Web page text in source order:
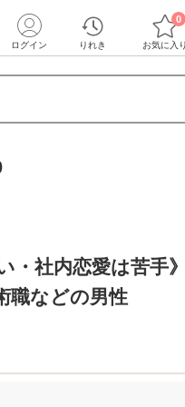
ログイン りれき お気に入り
0
・社内恋愛は苦手》
職などの男性